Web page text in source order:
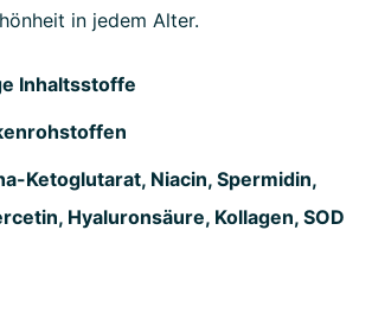
in jedem Alter.
Inhaltsstoffe
Ketoglutarat, Niacin, Spermidin,
Hyaluronsäure, Kollagen, SOD